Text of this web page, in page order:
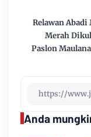
Relawan Abadi
Merah
Paslon
Anda